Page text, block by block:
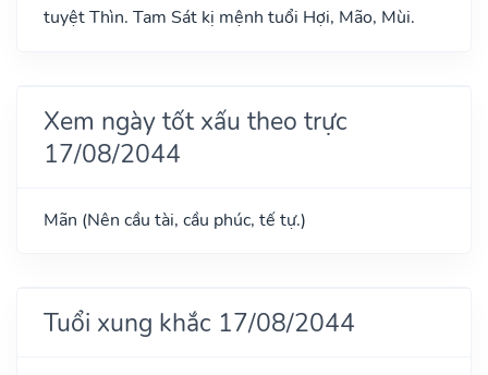
tuyệt Thìn. Tam Sát kị mệnh tuổi Hợi, Mão, Mùi.
Xem ngày tốt xấu theo trực
17/08/2044
Mãn (Nên cầu tài, cầu phúc, tế tự.)
Tuổi xung khắc 17/08/2044